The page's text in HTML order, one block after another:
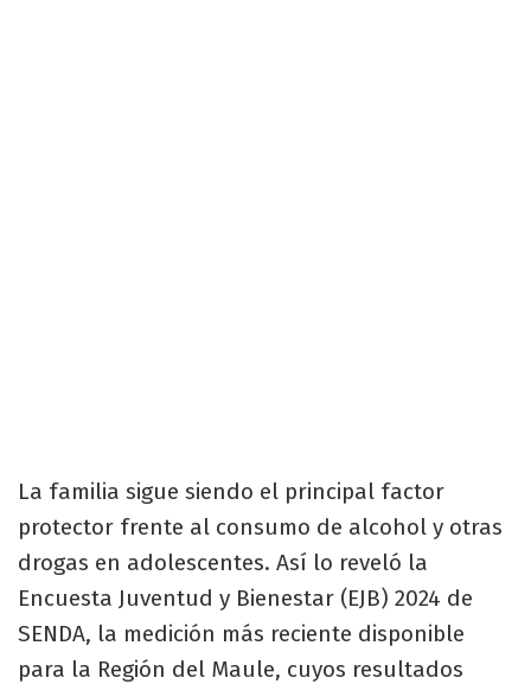
La familia sigue siendo el principal factor
protector frente al consumo de alcohol y otras
drogas en adolescentes. Así lo reveló la
Encuesta Juventud y Bienestar (EJB) 2024 de
SENDA, la medición más reciente disponible
para la Región del Maule, cuyos resultados